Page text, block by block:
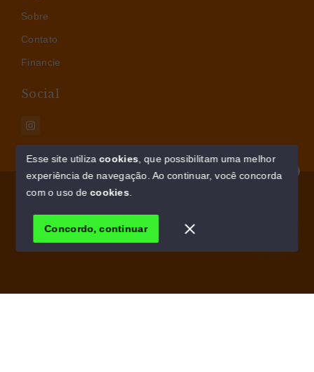
Sobre
Contato
Financie
Social
© Copyright 2026 - AM IMÓVEIS - Todos os direitos
SITE PARA IMOBILIARIA
Olá! Estamos disponíveis para te ajudar.
Esse site utilizacookies , que possibilitam uma melhor
experiência de navegação. Ao continuar, você concorda
com o uso decookies
Concordo, continuar